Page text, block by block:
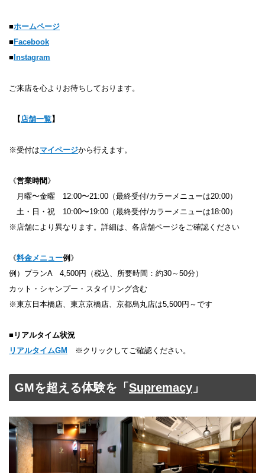
■ホームページ
■ Facebook
■ Instagram
ご来店を心よりお待ちしております。
【店舗一覧】
※受付はマイページから行えます。
《営業時間 》
月曜〜金曜 12:00〜21:00（最終受付/カラーメニューは20:00）
土・日・祝 10:00〜19:00（最終受付/カラーメニューは18:00）
※店舗により異なります。詳細は、各店舗ページをご確認ください
《料金メニュー例 》
例）プランA 4,500円（税込、所要時間：約30～50分）
カット・シャンプー・スタイリング含む
※東京日本橋店、東京京橋店、京都烏丸店は5,500円～です
■ リアルタイム状況
リアルタイムGM
※クリックしてご確認ください。
GMを超える体験を「 Supremacy 」